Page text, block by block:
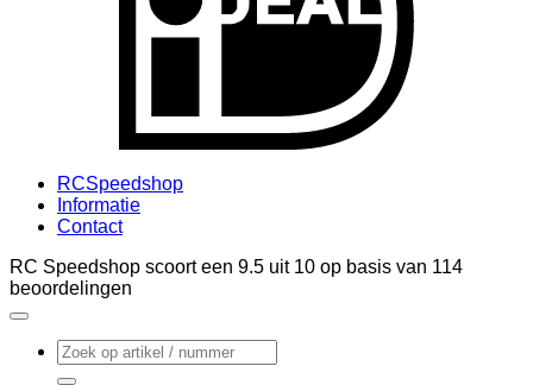
RCSpeedshop
Informatie
Contact
RC Speedshop scoort een 9.5 uit 10 op basis van 114
beoordelingen
Zoeken
naar: